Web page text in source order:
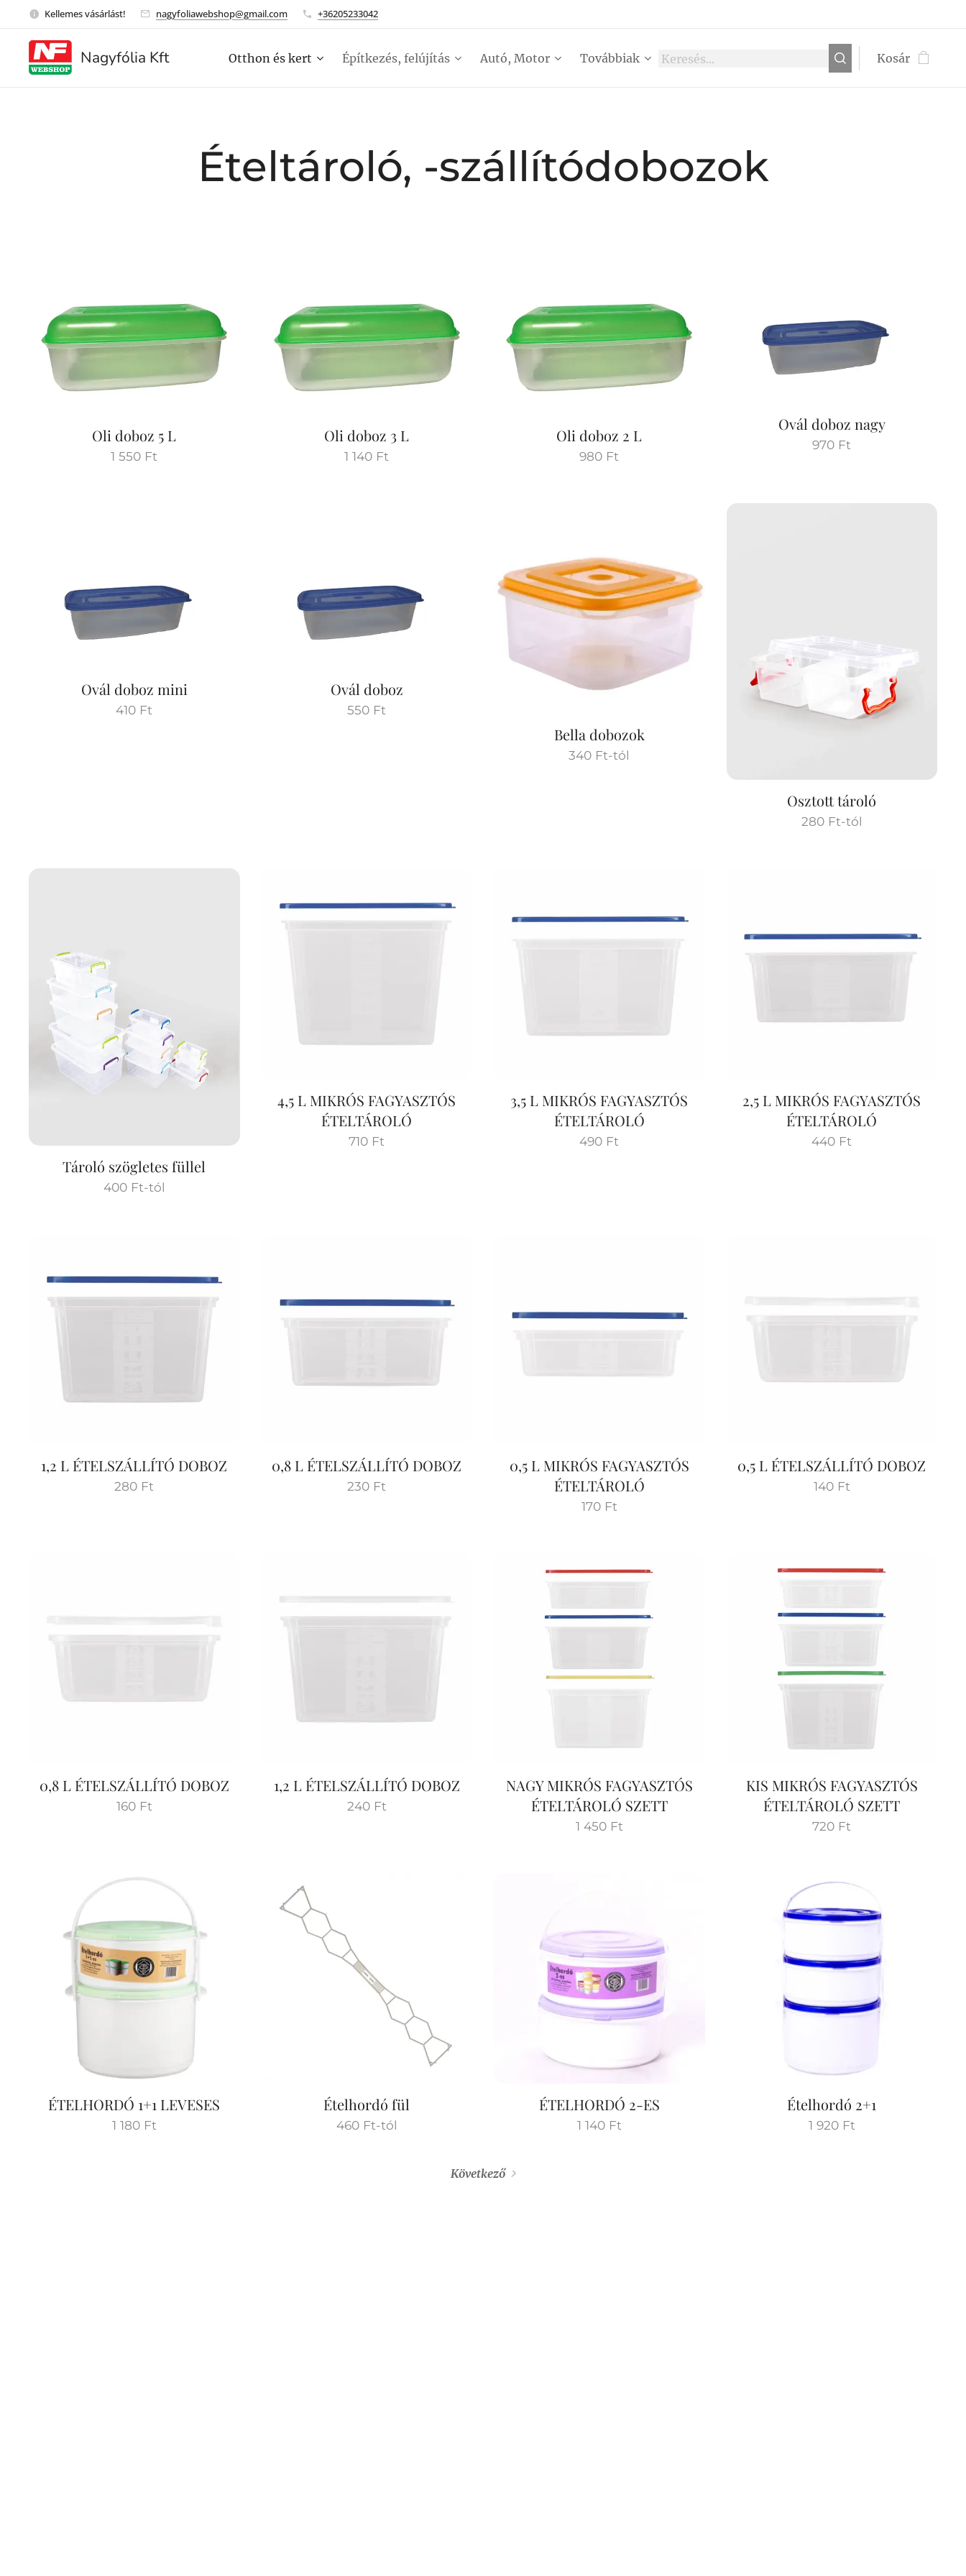
Kellemes vásárlást! nagyfoliawebshop@gmail.com +36205233042
Nagyfólia Kft Otthon és kert Építkezés, felújítás Autó, Motor Továbbiak Kosár
Ételtároló, -szállítódobozok
Oli doboz 5 L
1 550 Ft
Oli doboz 3 L
1 140 Ft
Oli doboz 2 L
980 Ft
Ovál doboz nagy
970 Ft
Ovál doboz mini
410 Ft
Ovál doboz
550 Ft
Bella dobozok
340 Ft-tól
Osztott tároló
280Ft-tól
Tároló szögletes füllel
400Ft-tól
4,5 L MIKRÓS FAGYASZTÓS
ÉTELTÁROLÓ
710 Ft
3,5 L MIKRÓS FAGYASZTÓS
ÉTELTÁROLÓ
490 Ft
2,5 L MIKRÓS FAGYASZTÓS
ÉTELTÁROLÓ
440 Ft
1,2 L ÉTELSZÁLLÍTÓ DOBOZ
280 Ft
0,8 L ÉTELSZÁLLÍTÓ DOBOZ
230 Ft
0,5 L MIKRÓS FAGYASZTÓS
ÉTELTÁROLÓ
170Ft
0,5 L ÉTELSZÁLLÍTÓ DOBOZ
140Ft
0,8 L ÉTELSZÁLLÍTÓ DOBOZ
160Ft
1,2 L ÉTELSZÁLLÍTÓ DOBOZ
240Ft
NAGY MIKRÓS FAGYASZTÓS
ÉTELTÁROLÓ SZETT
1 450Ft
KIS MIKRÓS FAGYASZTÓS
ÉTELTÁROLÓ SZETT
720 Ft
ÉTELHORDÓ 1+1 LEVESES
1 180Ft
Ételhordó fül
460Ft-tól
ÉTELHORDÓ 2-ES
1 140Ft
Ételhordó 2+1
1 920Ft
Következő